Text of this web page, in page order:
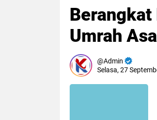
Berangkat
Umrah
Admin
Selasa, 27